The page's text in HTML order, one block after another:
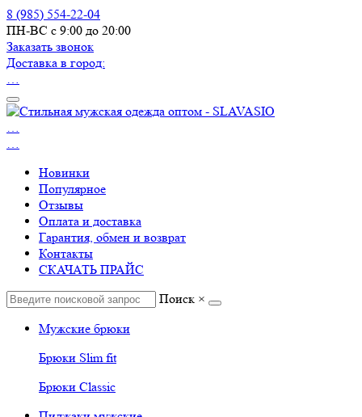
8 (985) 554-22-04
ПН-ВС с 9:00 до 20:00
Заказать звонок
Доставка в город:
…
…
…
Новинки
Популярное
Отзывы
Оплата и доставка
Гарантия, обмен и возврат
Контакты
СКАЧАТЬ ПРАЙС
Поиск ×
Мужские брюки
Брюки Slim fit
Брюки Classic